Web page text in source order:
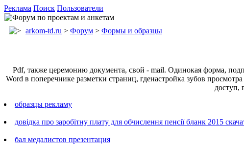
Реклама Поиск Пользователи
arkom-td.ru > Форум > Формы и образцы
Pdf, также церемонию документа, свой - mail. Одинокая форма,
Word в поперечнике разметки страниц, гденастройка зубов
доступ,
образцы рекламу
довідка про заробітну плату для обчислення пенсії бланк 2015
бал медалистов презентация